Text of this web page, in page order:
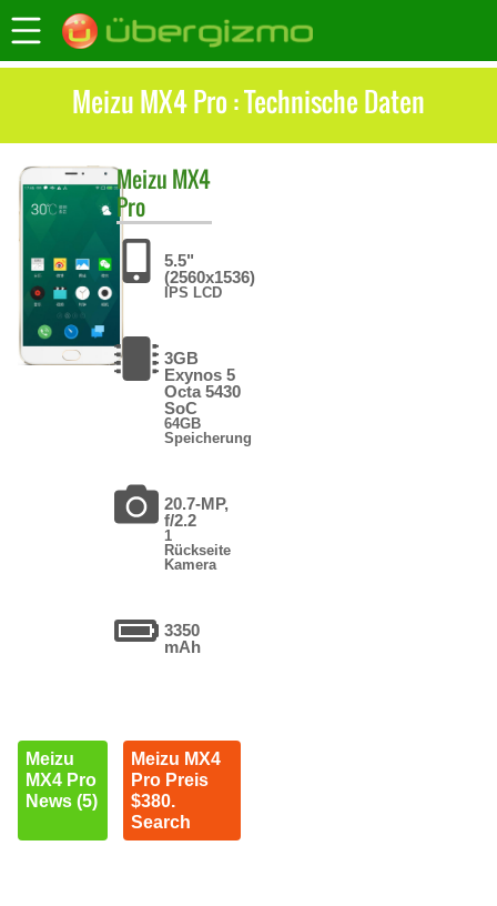
Meizu MX4 Pro : Technische Daten
Meizu MX4
Pro
5.5"
(2560x1536)
IPS LCD
3GB
Exynos 5
Octa 5430
SoC
64GB
Speicherung
20.7-MP,
f/2.2
1
Rückseite
Kamera
3350
mAh
Meizu
MX4 Pro
News (5)
Meizu MX4
Pro Preis
$380.
Search